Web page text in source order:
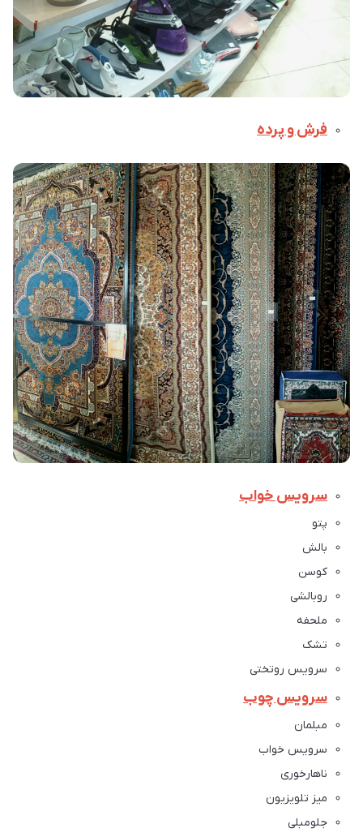
فرش و پرده
سرویس خواب
پتو
بالش
کوسن
روبالشی
ملحفه
تشک
سرویس روتختی
سرویس چوب
مبلمان
سرویس خواب
ناهارخوری
میز تلویزیون
جلومبلی